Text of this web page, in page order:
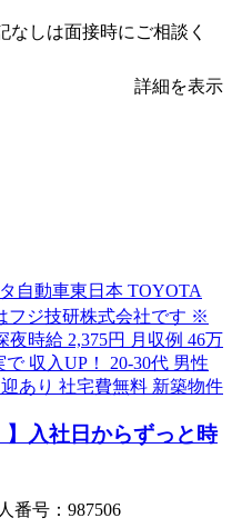
しは面接時にご相談く
詳細を表示
】入社日からずっと時
番号：987506